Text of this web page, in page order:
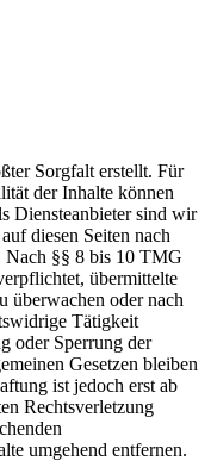
Sorgfalt erstellt. Für
der Inhalte können
Diensteanbieter sind wir
diesen Seiten nach
Nach §§ 8 bis 10 TMG
übermittelte
überwachen oder nach
Tätigkeit
oder Sperrung der
Gesetzen bleiben
ist jedoch erst ab
Rechtsverletzung
umgehend entfernen.